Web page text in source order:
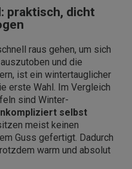
praktisch, dicht
raus gehen, um sich
und die
ist ein wintertauglicher
erste Wahl. Im Vergleich
sind Winter-
selbst
meist keinen
Guss gefertigt. Dadurch
warm und absolut